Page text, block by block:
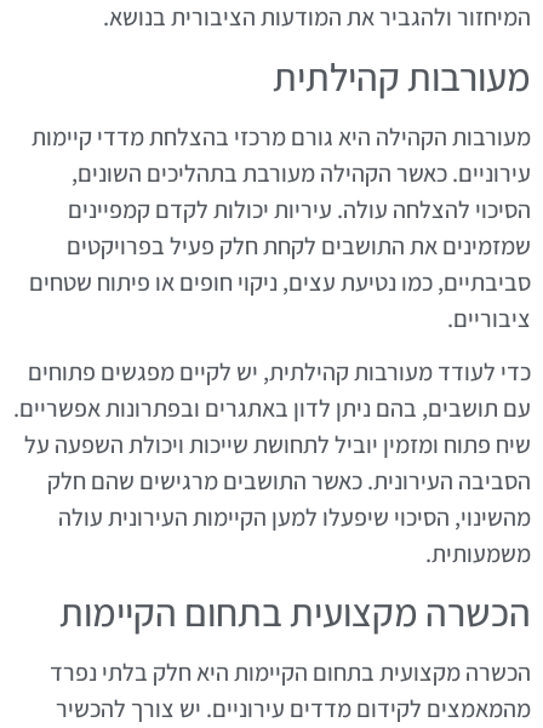
המיחזור ולהגביר את המודעות הציבורית בנושא.
מעורבות קהילתית
מעורבות הקהילה היא גורם מרכזי בהצלחת מדדי קיימות
עירוניים. כאשר הקהילה מעורבת בתהליכים השונים,
הסיכוי להצלחה עולה. עיריות יכולות לקדם קמפיינים
שמזמינים את התושבים לקחת חלק פעיל בפרויקטים
סביבתיים, כמו נטיעת עצים, ניקוי חופים או פיתוח שטחים
ציבוריים.
כדי לעודד מעורבות קהילתית, יש לקיים מפגשים פתוחים
עם תושבים, בהם ניתן לדון באתגרים ובפתרונות אפשריים.
שיח פתוח ומזמין יוביל לתחושת שייכות ויכולת השפעה על
הסביבה העירונית. כאשר התושבים מרגישים שהם חלק
מהשינוי, הסיכוי שיפעלו למען הקיימות העירונית עולה
משמעותית.
הכשרה מקצועית בתחום הקיימות
הכשרה מקצועית בתחום הקיימות היא חלק בלתי נפרד
מהמאמצים לקידום מדדים עירוניים. יש צורך להכשיר